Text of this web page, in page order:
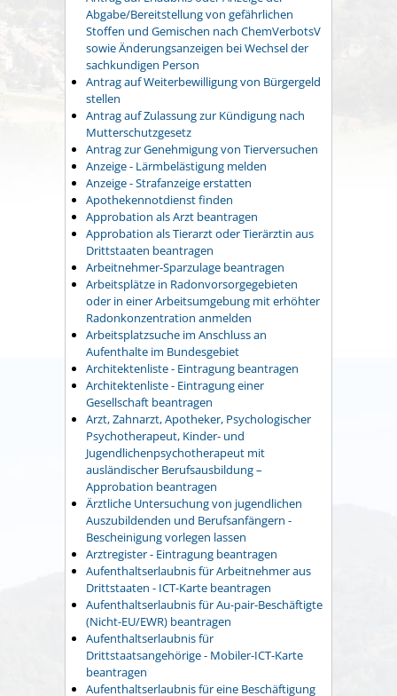
Abgabe/Bereitstellung von gefährlichen
Stoffen und Gemischen nach ChemVerbotsV
sowie Änderungsanzeigen bei Wechsel der
sachkundigen Person
Antrag auf Weiterbewilligung von Bürgergeld
stellen
Antrag auf Zulassung zur Kündigung nach
Mutterschutzgesetz
Antrag zur Genehmigung von Tierversuchen
Anzeige - Lärmbelästigung melden
Anzeige - Strafanzeige erstatten
Apothekennotdienst finden
Approbation als Arzt beantragen
Approbation als Tierarzt oder Tierärztin aus
Drittstaaten beantragen
Arbeitnehmer-Sparzulage beantragen
Arbeitsplätze in Radonvorsorgegebieten
oder in einer Arbeitsumgebung mit erhöhter
Radonkonzentration anmelden
Arbeitsplatzsuche im Anschluss an
Aufenthalte im Bundesgebiet
Architektenliste - Eintragung beantragen
Architektenliste - Eintragung einer
Gesellschaft beantragen
Arzt, Zahnarzt, Apotheker, Psychologischer
Psychotherapeut, Kinder- und
Jugendlichenpsychotherapeut mit
ausländischer Berufsausbildung –
Approbation beantragen
Ärztliche Untersuchung von jugendlichen
Auszubildenden und Berufsanfängern -
Bescheinigung vorlegen lassen
Arztregister - Eintragung beantragen
Aufenthaltserlaubnis für Arbeitnehmer aus
Drittstaaten - ICT-Karte beantragen
Aufenthaltserlaubnis für Au-pair-Beschäftigte
(Nicht-EU/EWR) beantragen
Aufenthaltserlaubnis für
Drittstaatsangehörige - Mobiler-ICT-Karte
beantragen
Aufenthaltserlaubnis für eine Beschäftigung